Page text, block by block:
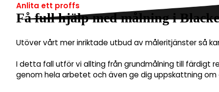
Anlita ett proffs
Få full hjälp med målning i
Utöver vårt mer inriktade utbud av måleritjänster så
I detta fall utför vi allting från grundmålning till färdigt
genom hela arbetet och även ge dig uppskattning om